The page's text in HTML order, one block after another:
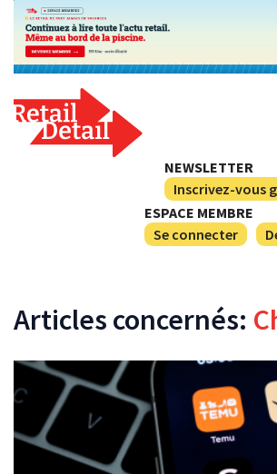
NEWSLETTER
Inscrivez-vous
ESPACE MEMBRE
Se connecter
Articles concernés: